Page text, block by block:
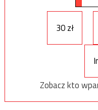
30 zł
Zobacz kto